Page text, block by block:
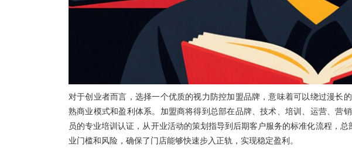
对于创业者而言，选择一个优质的视力防控加盟品牌，意味着可以绕过漫长
熟商业模式和盈利体系。加盟商将得到总部在品牌、技术、培训、运营、营
员的专业培训认证，从开业活动的策划指导到后期客户服务的标准化流程，
业门槛和风险，确保了门店能够快速步入正轨，实现稳定盈利。